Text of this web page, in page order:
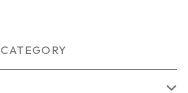
CATEGORY